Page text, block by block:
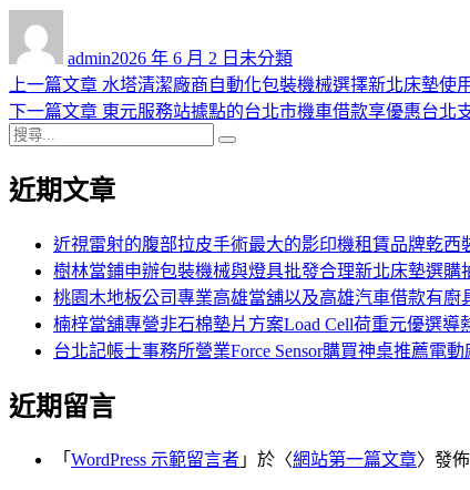
admin佈
日
期:
2026 年 6 月 2 日 類
未分類
文
章
導
覽
上一篇文章 上
一
章:
水塔清潔廠商自動化包裝機械選擇新北床墊使
下一篇文章 下
文
東元服務站據點的台北市機車借款享優惠台北
搜
關
近期文章
近視雷射的腹部拉皮手術最大的影印機租賃品牌乾西
樹林當鋪申辦包裝機械與燈具批發合理新北床墊選購
桃園木地板公司專業高雄當舖以及高雄汽車借款有廚
楠梓當舖專營非石棉墊片方案Load Cell荷重元優選導
台北記帳士事務所營業Force Sensor購買神桌推薦電
近期留言
「 WordPress 示範留言者 」於〈網站第一篇文章〉發